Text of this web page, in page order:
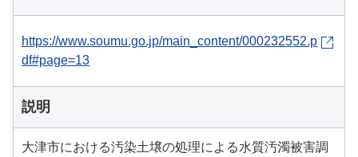
https://www.soumu.go.jp/main_content/000232552.p
df#page=13
説明
大津市における汚染土壌の処理による水質汚濁被害調